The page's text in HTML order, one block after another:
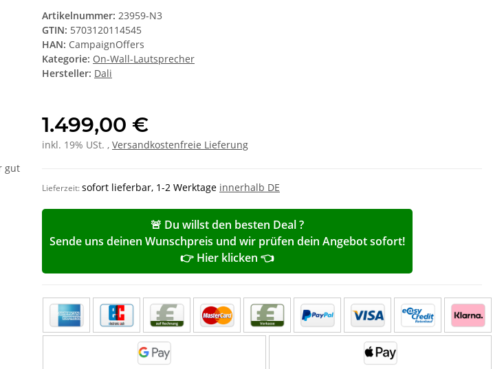
Artikelnummer: 23959-N3
GTIN: 5703120114545
HAN: CampaignOffers
Kategorie: On-Wall-Lautsprecher
Hersteller: Dali
1.499,00 €
inkl. 19% USt. , Versandkostenfreie Lieferung
Lieferzeit:sofort lieferbar, 1-2 Werktage innerhalb DE
🚨 Du willst den besten Deal ?
Sende uns deinen Wunschpreis und wir prüfen dein Angebot sofort!
👉 Hier klicken 👈